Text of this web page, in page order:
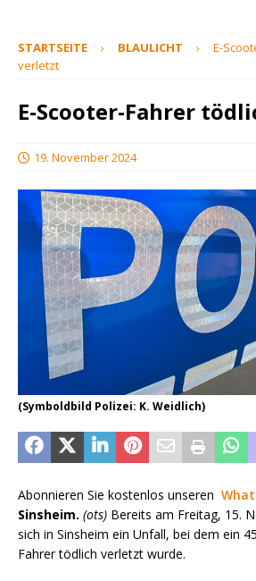
STARTSEITE BLAULICHT
E-
verletzt
E-Scooter-Fahrer
19. November 2024
(Symboldbild Polizei: K. Weidlich)
Abonnieren Sie kostenlos unseren
Sinsheim. (ots) Bereits am Freitag, 15.
sich in Sinsheim ein Unfall, bei dem ein
Fahrer tödlich verletzt wurde.